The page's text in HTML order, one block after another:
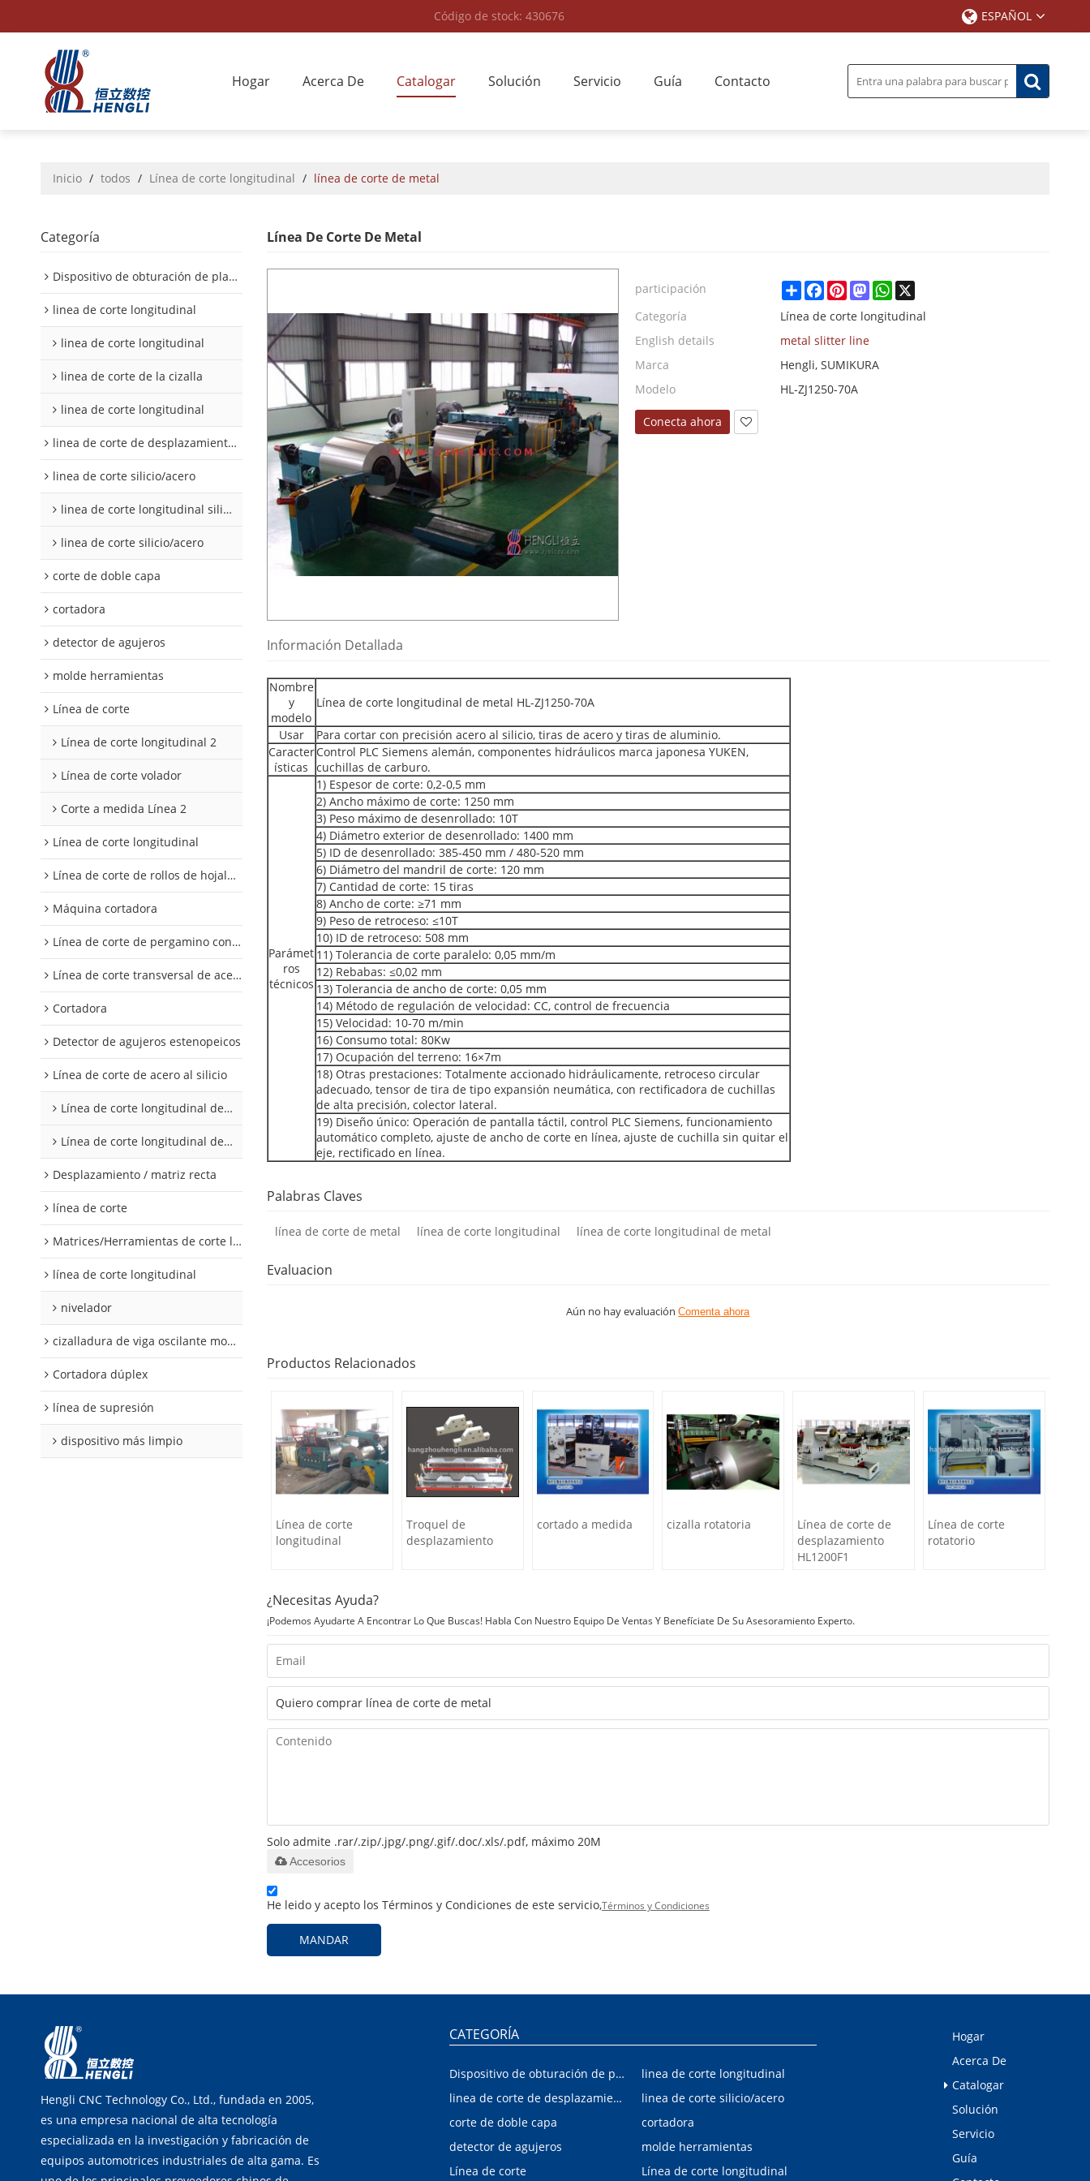
Código de stock: 430676 ESPAÑOL
Hogar Acerca De Catalogar Solución Servicio Guía Contacto
Inicio / todos / Línea de corte longitudinal / línea de corte de metal
Categoría
Dispositivo de obturación de placa interior/exterior de automóvil
linea de corte longitudinal
linea de corte longitudinal
linea de corte de la cizalla
linea de corte longitudinal
linea de corte de desplazamiento de hojalata y aluminio
linea de corte silicio/acero
linea de corte longitudinal silicio acero
linea de corte silicio/acero
corte de doble capa
cortadora
detector de agujeros
molde herramientas
Línea de corte
Línea de corte longitudinal 2
Línea de corte volador
Corte a medida Línea 2
Línea de corte longitudinal
Línea de corte de rollos de hojalata y aluminio
Máquina cortadora
Línea de corte de pergamino con control digital
Línea de corte transversal de acero al silicio
Cortadora
Detector de agujeros estenopeicos
Línea de corte de acero al silicio
Línea de corte longitudinal de acero al silicio
Línea de corte longitudinal de acero al silicio
Desplazamiento / matriz recta
línea de corte
Matrices/Herramientas de corte longitudinal
línea de corte longitudinal
nivelador
cizalladura de viga oscilante modular
Cortadora dúplex
línea de supresión
dispositivo más limpio
Línea De Corte De Metal
participación ShareFacebook
PinterestMastodonWhatsApp
X
Categoría
Línea de corte longitudinal
English details
metal slitter line
Marca
Hengli, SUMIKURA
Modelo
HL-ZJ1250-70A
Conecta ahora
Información Detallada
Nombre
y
modelo
Línea de corte longitudinal de metal HL-ZJ1250-70A
Usar
Para cortar con precisión acero al silicio, tiras de acero y tiras de aluminio.
Caracter
ísticas
Control PLC Siemens alemán, componentes hidráulicos marca japonesa YUKEN,
cuchillas de carburo.
Parámet
ros
técnicos
1) Espesor de corte: 0,2-0,5 mm
2) Ancho máximo de corte: 1250 mm
3) Peso máximo de desenrollado: 10T
4) Diámetro exterior de desenrollado: 1400 mm
5) ID de desenrollado: 385-450 mm / 480-520 mm
6) Diámetro del mandril de corte: 120 mm
7) Cantidad de corte: 15 tiras
8) Ancho de corte: ≥71 mm
9) Peso de retroceso: ≤10T
10) ID de retroceso: 508 mm
11) Tolerancia de corte paralelo: 0,05 mm/m
12) Rebabas: ≤0,02 mm
13) Tolerancia de ancho de corte: 0,05 mm
14) Método de regulación de velocidad: CC, control de frecuencia
15) Velocidad: 10-70 m/min
16) Consumo total: 80Kw
17) Ocupación del terreno: 16×7m
18) Otras prestaciones: Totalmente accionado hidráulicamente, retroceso circular
adecuado, tensor de tira de tipo expansión neumática, con rectificadora de cuchillas
de alta precisión, colector lateral.
19) Diseño único: Operación de pantalla táctil, control PLC Siemens, funcionamiento
automático completo, ajuste de ancho de corte en línea, ajuste de cuchilla sin quitar el
eje, rectificado en línea.
Palabras Claves
línea de corte de metal línea de corte longitudinal línea de corte longitudinal de metal
Evaluacion
Aún no hay evaluaciónComenta ahora
Productos Relacionados
Línea de corte
longitudinal
Troquel de
desplazamiento
cortado a medida cizalla rotatoria
Línea de corte de
desplazamiento
HL1200F1
Línea de corte
rotatorio
¿Necesitas Ayuda?
¡Podemos Ayudarte A Encontrar Lo Que Buscas! Habla Con Nuestro Equipo De Ventas Y Benefíciate De Su Asesoramiento Experto.
Solo admite .rar/.zip/.jpg/.png/.gif/.doc/.xls/.pdf, máximo 20M
Accesorios
He leido y acepto los Términos y Condiciones de este servicio,Términos y Condiciones
MANDAR
Hengli CNC Technology Co., Ltd., fundada en 2005,
es una empresa nacional de alta tecnología
especializada en la investigación y fabricación de
equipos automotrices industriales de alta gama. Es
CATEGORÍA
Dispositivo de obturación de placa interior/exterior de automóvil
linea de corte longitudinal
linea de corte de desplazamiento de hojalata y aluminio
linea de corte silicio/acero
corte de doble capa
cortadora
detector de agujeros
molde herramientas
Línea de corte
Línea de corte longitudinal
Hogar
Acerca De
Catalogar
Solución
Servicio
Guía